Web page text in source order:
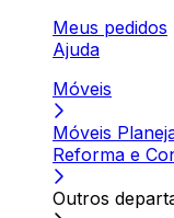
Meus pedidos
Ajuda
Móveis
Móveis
Reforma e
Outros